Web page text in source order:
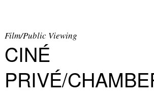
ARTISTS
Film/Public Viewing
CINÉ
PRIVÉ/